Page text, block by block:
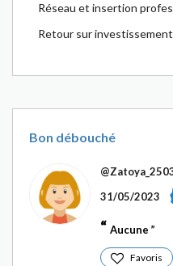
Réseau et insertion
Retour sur investissement
Bon débouché
31/05/2023
Aucune
Favoris